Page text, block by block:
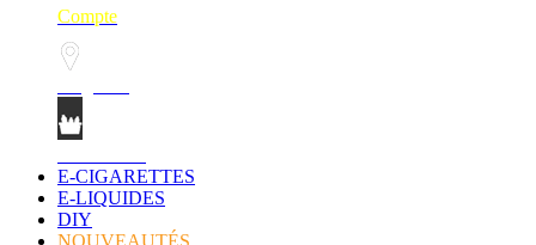
Compte
E-CIGARETTES
E-LIQUIDES
DIY
NOUVEAUTÉS